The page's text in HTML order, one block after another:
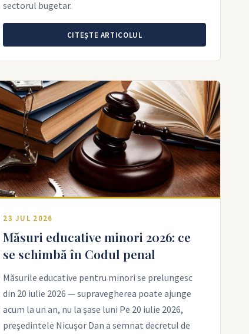
sectorul bugetar.
CITEȘTE ARTICOLUL
23 JUL 2026
Măsuri educative minori 2026: ce
se schimbă în Codul penal
Măsurile educative pentru minori se prelungesc
din 20 iulie 2026 — supravegherea poate ajunge
acum la un an, nu la șase luni Pe 20 iulie 2026,
președintele Nicușor Dan a semnat decretul de